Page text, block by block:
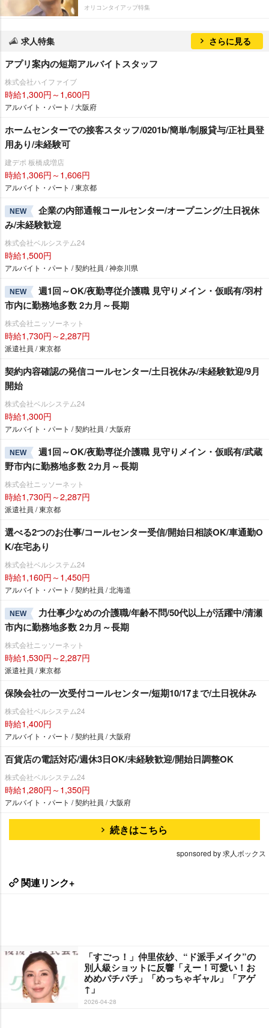
オリコンタイアップ特集
求人特集 さらに見る
アプリ案内の短期アルバイトスタッフ
株式会社ハイファイブ
時給1,300円～1,600円
アルバイト・パート / 大阪府
ホームセンターでの接客スタッフ/0201b/簡単/制服貸与/正社員登
用あり/未経験可
建デポ 板橋成増店
時給1,306円～1,606円
アルバイト・パート / 東京都
NEW
企業の内部通報コールセンター/オープニング/土日祝休
み/未経験歓迎
株式会社ベルシステム24
時給1,500円
アルバイト・パート / 契約社員 / 神奈川県
NEW
週1回～OK/夜勤専従介護職 見守りメイン・仮眠有/羽村
市内に勤務地多数 2カ月～長期
株式会社ニッソーネット
時給1,730円～2,287円
派遣社員 / 東京都
契約内容確認の発信コールセンター/土日祝休み/未経験歓迎/9月
開始
株式会社ベルシステム24
時給1,300円
アルバイト・パート / 契約社員 / 大阪府
NEW
週1回～OK/夜勤専従介護職 見守りメイン・仮眠有/武蔵
野市内に勤務地多数 2カ月～長期
株式会社ニッソーネット
時給1,730円～2,287円
派遣社員 / 東京都
選べる2つのお仕事/コールセンター受信/開始日相談OK/車通勤O
K/在宅あり
株式会社ベルシステム24
時給1,160円～1,450円
アルバイト・パート / 契約社員 / 北海道
NEW
力仕事少なめの介護職/年齢不問/50代以上が活躍中/清瀬
市内に勤務地多数 2カ月～長期
株式会社ニッソーネット
時給1,530円～2,287円
派遣社員 / 東京都
保険会社の一次受付コールセンター/短期10/17まで/土日祝休み
株式会社ベルシステム24
時給1,400円
アルバイト・パート / 契約社員 / 大阪府
百貨店の電話対応/週休3日OK/未経験歓迎/開始日調整OK
株式会社ベルシステム24
時給1,280円～1,350円
アルバイト・パート / 契約社員 / 大阪府
続きはこちら
sponsored by 求人ボックス
関連リンク+
「すごっ！」仲里依紗、“ド派手メイク”の
別人級ショットに反響「えー！可愛い！お
めめパチパチ」「めっちゃギャル」「アゲ
↑」
2026-04-28